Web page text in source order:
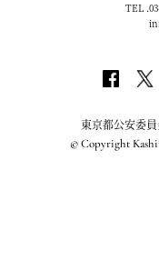
TEL
東京都公安委
© Copyright